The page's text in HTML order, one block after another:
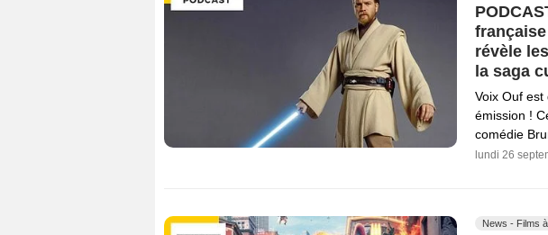
révèle
la saga
Voix Ouf
émission !
comédie
lundi 26
News - Films